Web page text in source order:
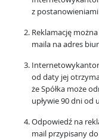
z
Reklamację
maila na adres
od daty jej
że Spółka może
upływie 90 dni od
Odpowiedź na
mail przypisany